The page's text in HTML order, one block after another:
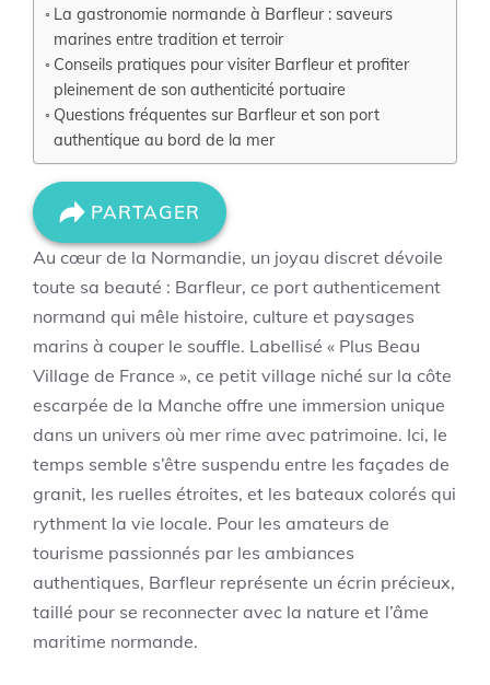
La gastronomie normande à Barfleur : saveurs
marines entre tradition et terroir
Conseils pratiques pour visiter Barfleur et profiter
pleinement de son authenticité portuaire
Questions fréquentes sur Barfleur et son port
authentique au bord de la mer
PARTAGER
Au cœur de la Normandie, un joyau discret dévoile
toute sa beauté : Barfleur, ce port authenticement
normand qui mêle histoire, culture et paysages
marins à couper le souffle. Labellisé « Plus Beau
Village de France », ce petit village niché sur la côte
escarpée de la Manche offre une immersion unique
dans un univers où mer rime avec patrimoine. Ici, le
temps semble s’être suspendu entre les façades de
granit, les ruelles étroites, et les bateaux colorés qui
rythment la vie locale. Pour les amateurs de
tourisme passionnés par les ambiances
authentiques, Barfleur représente un écrin précieux,
taillé pour se reconnecter avec la nature et l’âme
maritime normande.